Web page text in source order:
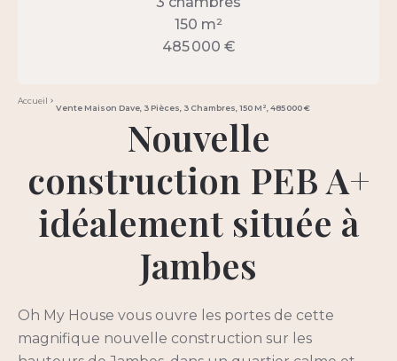
150 m²
485 000 €
Accueil
Vente Maison Dave, 3 Pièces, 3 Chambres, 150 M², 485 000 €
Nouvelle
construction PEB A+
idéalement située à
Jambes
Oh My House vous ouvre les portes de cette
magnifique nouvelle construction sur les